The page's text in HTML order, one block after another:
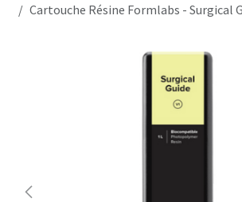
Cartouche Résine Formlabs - Surgical